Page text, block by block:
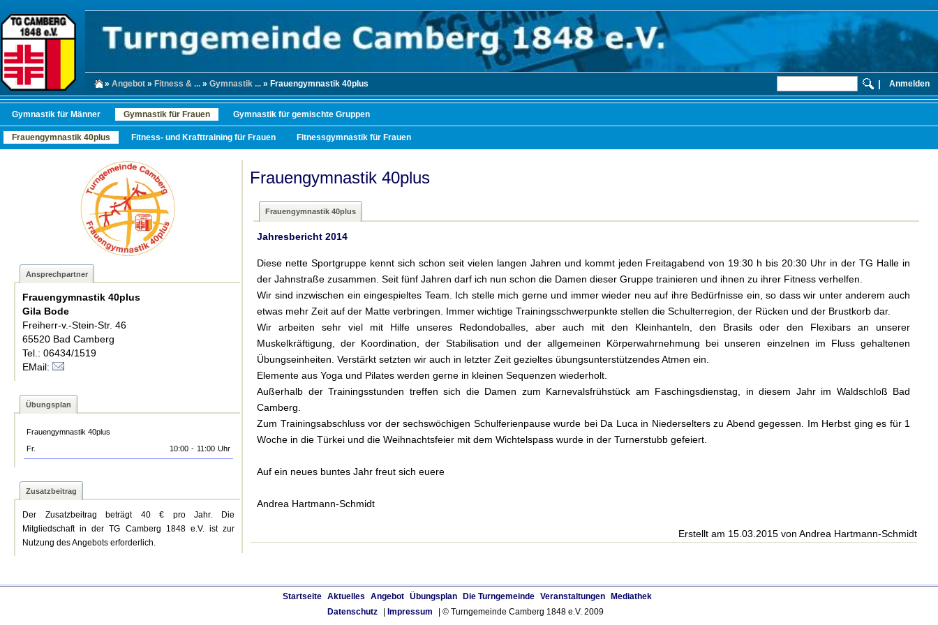
» Angebot » Fitness & ... » Gymnastik ... » Frauengymnastik 40plus | Anmelden
Gymnastik für Männer Gymnastik für Frauen Gymnastik für gemischte Gruppen
Frauengymnastik 40plus Fitness- und Krafttraining für Frauen Fitnessgymnastik für Frauen
Ansprechpartner
Frauengymnastik 40plus
Gila Bode
Freiherr-v.-Stein-Str. 46
65520 Bad Camberg
Tel.: 06434/1519
EMail:
Übungsplan
Frauengymnastik 40plus
Fr.
10:00 - 11:00 Uhr
Zusatzbeitrag
Der Zusatzbeitrag beträgt 40 € pro Jahr. Die
Mitgliedschaft in der TG Camberg 1848 e.V. ist zur
Nutzung des Angebots erforderlich.
Frauengymnastik 40plus
Frauengymnastik 40plus
Jahresbericht 2014
Diese nette Sportgruppe kennt sich schon seit vielen langen Jahren und kommt jeden Freitagabend von 19:30 h bis 20:30 Uhr in der TG Halle in
der Jahnstraße zusammen. Seit fünf Jahren darf ich nun schon die Damen dieser Gruppe trainieren und ihnen zu ihrer Fitness verhelfen.
Wir sind inzwischen ein eingespieltes Team. Ich stelle mich gerne und immer wieder neu auf ihre Bedürfnisse ein, so dass wir unter anderem auch
etwas mehr Zeit auf der Matte verbringen. Immer wichtige Trainingsschwerpunkte stellen die Schulterregion, der Rücken und der Brustkorb dar.
Wir arbeiten sehr viel mit Hilfe unseres Redondoballes, aber auch mit den Kleinhanteln, den Brasils oder den Flexibars an unserer
Muskelkräftigung, der Koordination, der Stabilisation und der allgemeinen Körperwahrnehmung bei unseren einzelnen im Fluss gehaltenen
Übungseinheiten. Verstärkt setzten wir auch in letzter Zeit gezieltes übungsunterstützendes Atmen ein.
Elemente aus Yoga und Pilates werden gerne in kleinen Sequenzen wiederholt.
Außerhalb der Trainingsstunden treffen sich die Damen zum Karnevalsfrühstück am Faschingsdienstag, in diesem Jahr im Waldschloß Bad
Camberg.
Zum Trainingsabschluss vor der sechswöchigen Schulferienpause wurde bei Da Luca in Niederselters zu Abend gegessen. Im Herbst ging es für 1
Woche in die Türkei und die Weihnachtsfeier mit dem Wichtelspass wurde in der Turnerstubb gefeiert.
Auf ein neues buntes Jahr freut sich euere
Andrea Hartmann-Schmidt
Erstellt am 15.03.2015 von Andrea Hartmann-Schmidt
Startseite Aktuelles Angebot Übungsplan Die Turngemeinde Veranstaltungen
Mediathek
Datenschutz
Impressum | © Turngemeinde Camberg 1848 e.V. 2009